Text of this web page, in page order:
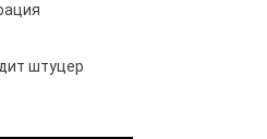
штуцер